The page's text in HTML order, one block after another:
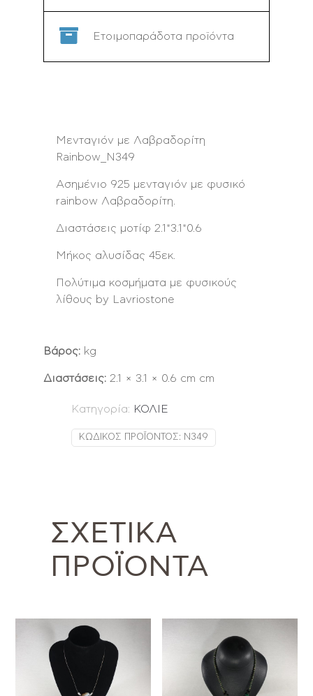
Ετοιμοπαράδοτα προϊόντα
Μενταγιόν με Λαβραδορίτη
Rainbow_Ν349
Ασημένιο 925 μενταγιόν με φυσικό
rainbow Λαβραδορίτη.
Διαστάσεις μοτίφ 2.1*3.1*0.6
Μήκος αλυσίδας 45εκ.
Πολύτιμα κοσμήματα με φυσικούς
λίθους by Lavriostone
Βάρος: kg
Διαστάσεις: 2.1 × 3.1 × 0.6 cm cm
Κατηγορία: ΚΟΛΙΕ
ΚΩΔΙΚΌΣ ΠΡΟΪΌΝΤΟΣ: N349
ΣΧΕΤΙΚΆ
ΠΡΟΪΌΝΤΑ